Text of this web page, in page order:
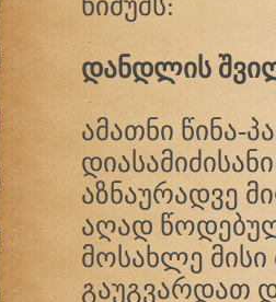
ნიმუშს:
დანდლის
ამათნი წინა-
აზნაურადვე
აღად
მოსახლე
გაუგვარდათ